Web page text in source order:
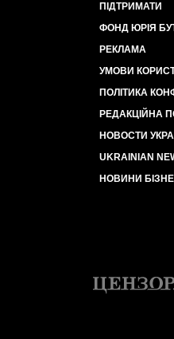
ПІДТРИМАТИ
ФОНД ЮРІЯ
РЕКЛАМА
УМОВИ
ПОЛІТИКА
РЕДАКЦІЙНА
НОВОСТИ
UKRAINIAN
НОВИНИ